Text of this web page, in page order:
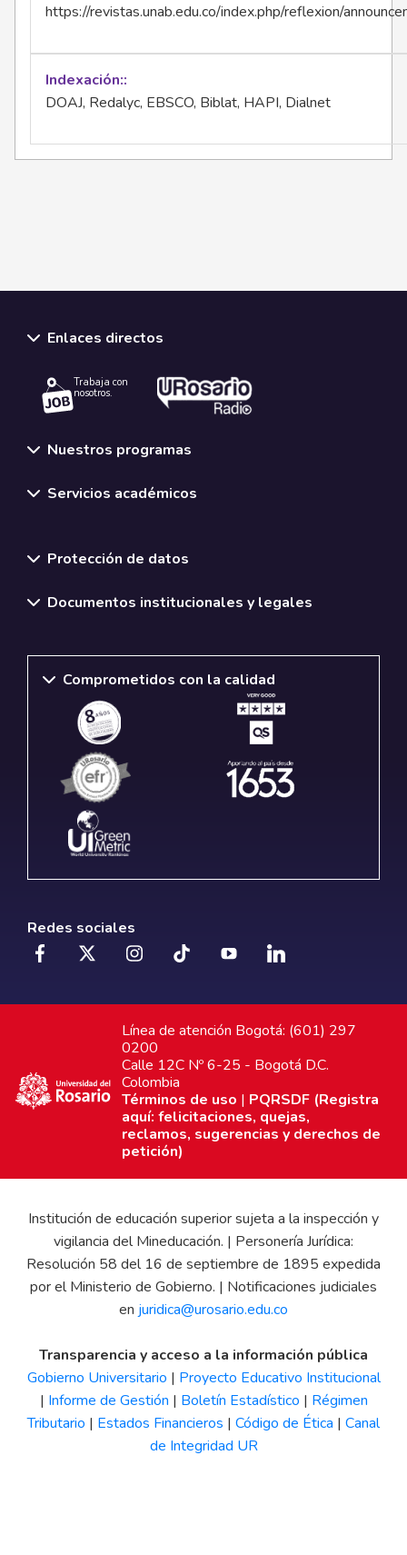
https://revistas.unab.edu.co/index.php/reflexion/
Indexación:
DOAJ, Redalyc, EBSCO, Biblat, HAPI, Dialnet
Enlaces directos
Trabaja con
nosotros.
Nuestros programas
Servicios académicos
Protección de datos
Documentos institucionales y legales
Comprometidos con la calidad
Redes sociales
Línea de atención Bogotá: (601) 297
0200
Calle 12C Nº 6-25 - Bogotá D.C.
Colombia
Términos de uso | PQRSDF (Registra
aquí: felicitaciones, quejas,
reclamos, sugerencias y derechos de
petición)
Institución de educación superior sujeta a la inspección y
vigilancia del Mineducación. | Personería Jurídica:
Resolución 58 del 16 de septiembre de 1895 expedida
por el Ministerio de Gobierno. | Notificaciones judiciales
en juridica@urosario.edu.co
Transparencia y acceso a la información pública
Gobierno Universitario | Proyecto Educativo Institucional
| Informe de Gestión | Boletín Estadístico | Régimen
Tributario | Estados Financieros | Código de Ética | Canal
de Integridad UR